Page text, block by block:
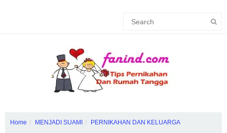
Home MENJADI SUAMI PERNIKAHAN DAN KELUARGA